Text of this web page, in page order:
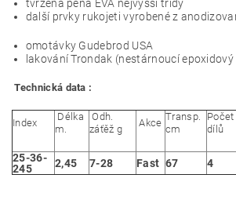
tvrzená pěna EVA nejvyšší třídy
další prvky rukojeti vyrobené z
omotávky Gudebrod USA
lakování Trondak (nestárnoucí epoxidový
Technická data :
Index
Délka
m.
Odh.
záťěž g
Akce
Transp.
cm
Počet
dílů
25-36-
245
2,45 7-28 Fast 67 4